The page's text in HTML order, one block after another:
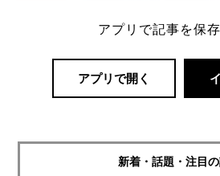
アプリで記事を保
アプリで開く
新着・話題・注目